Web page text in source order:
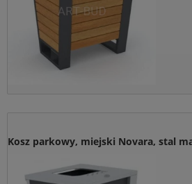
Kosz parkowy, miejski Novara, stal
nierdzewna, 0253 ( szt )